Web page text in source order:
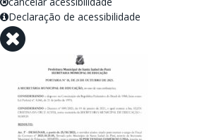
Declaração de acessibilidade